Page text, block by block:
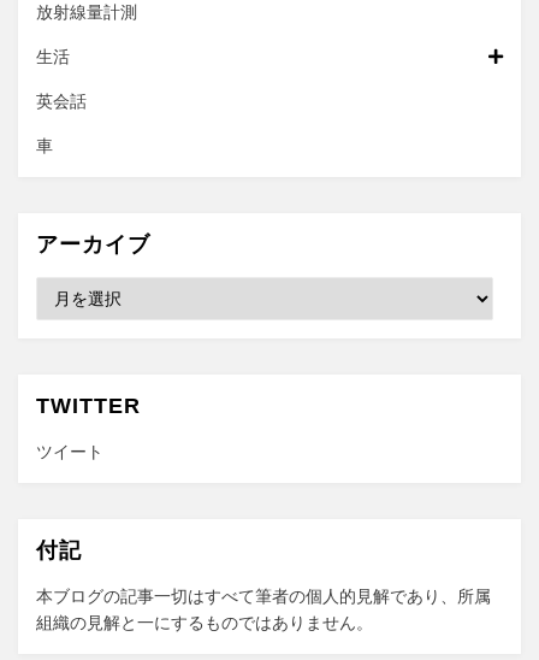
放射線量計測
生活
英会話
車
アーカイブ
ブ
TWITTER
ツイート
付記
本ブログの記事一切はすべて筆者の個人的見解であり、所属
組織の見解と一にするものではありません。